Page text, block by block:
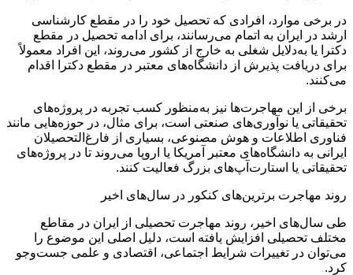
در برخی موارد، افرادی که تحصیل خود را در مقطع کارشناسی
ارشد در ایران به اتمام می‌رسانند، برای ادامه تحصیل در مقطع
دکترا یا به‌دلایل شغلی به خارج از کشور می‌روند، این افراد معمولاً
برای دریافت پذیرش از دانشگاه‌های معتبر در مقطع دکترا اقدام
می‌کنند.
برخی از این مهاجرت‌ها نیز به‌منظور کسب تجربه در پروژه‌های
تحقیقاتی یا نوآوری‌های صنعتی است، برای مثال، در حوزه‌هایی مانند
فناوری اطلاعات و هوش مصنوعی، بسیاری از فارغ‌التحصیلان
ایرانی به دانشگاه‌های معتبر آمریکا یا اروپا می‌روند تا در پروژه‌های
تحقیقاتی یا استارت‌آپ‌های بزرگ فعالیت کنند.
روند مهاجرت برترین‌های کنکور در سال‌های اخیر
طی سال‌های اخیر، روند مهاجرت تحصیلی از ایران در مقاطع
مختلف تحصیلی افزایش یافته است، دلیل اصلی این موضوع را
می‌توان در تغییرات شرایط اجتماعی، اقتصادی و علمی جست‌وجو
کرد.